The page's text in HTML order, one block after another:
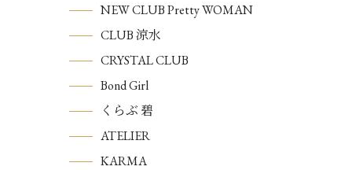
NEW CLUB Pretty WOMAN
CLUB 涼水
CRYSTAL CLUB
Bond Girl
くらぶ 碧
ATELIER
KARMA